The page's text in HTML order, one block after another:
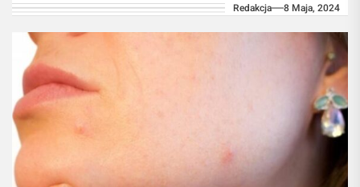
Korzystanie z informacji zawartych na
naszym blogu...
Redakcja 8 Maja, 2024